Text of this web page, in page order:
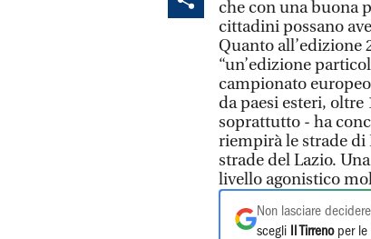
che con una buona
cittadini possano
Quanto all’edizione
“un’edizione
campionato
da paesi esteri,
soprattutto - ha
riempirà le strade di
strade del Lazio.
livello agonistico
Non lasciare
scegli
Il Tirrenoper le